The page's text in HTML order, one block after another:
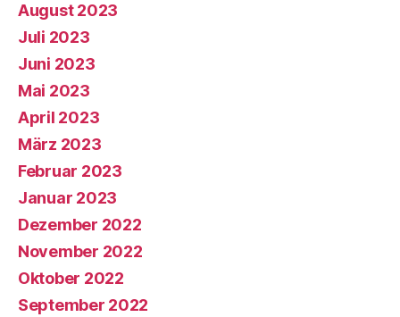
August 2023
Juli 2023
Juni 2023
Mai 2023
April 2023
März 2023
Februar 2023
Januar 2023
Dezember 2022
November 2022
Oktober 2022
September 2022